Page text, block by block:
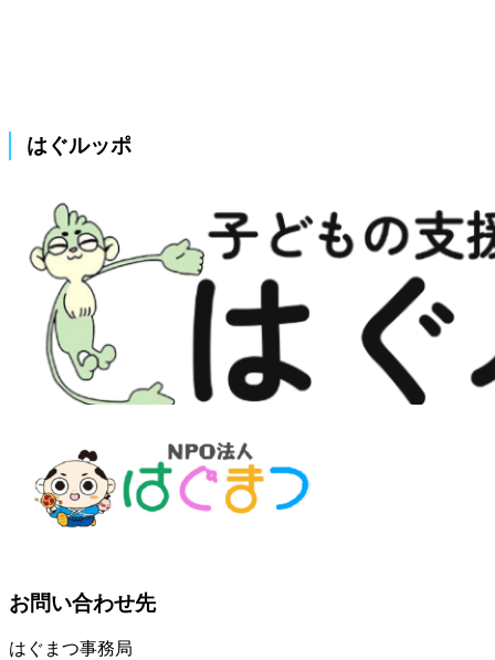
はぐルッポ
お問い合わせ先
はぐまつ事務局